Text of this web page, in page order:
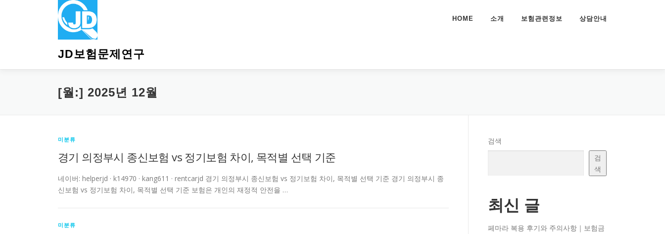
JD보험문제연구
HOME 소개 보험관련정보 상담안내
[월:] 2025년 12월
미분류
경기 의정부시 종신보험 vs 정기보험 차이, 목적별 선택 기준
네이버: helperjd · k14970 · kang611 · rentcarjd 경기 의정부시 종신보험 vs 정기보험 차이, 목적별 선택 기준 경기 의정부시 종
신보험 vs 정기보험 차이, 목적별 선택 기준 보험은 개인의 재정적 안전을 …
미분류
검색
검
색
최신 글
페마라 복용 후기와 주의사항｜보험금